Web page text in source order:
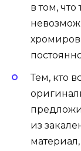
в том,
Тем, кто
из